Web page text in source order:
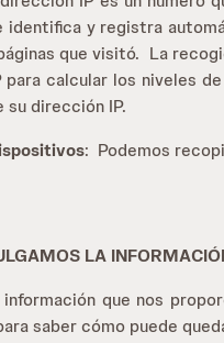
identifica y registra
que visitó. La
para calcular los niveles
su dirección IP.
: Podemos
LA
información que nos
saber cómo puede